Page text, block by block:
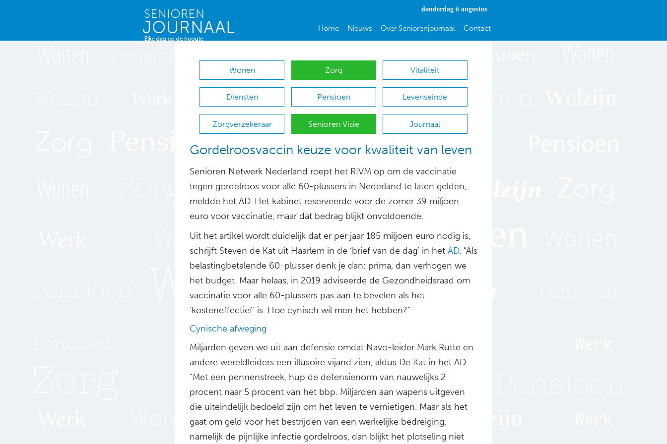
donderdag 6 augustus
Home Nieuws Over Seniorenjournaal Contact
Wonen Zorg Vitaliteit
Diensten Pensioen Levenseinde
Zorgverzekeraar Senioren Visie Journaal
Gordelroosvaccin keuze voor kwaliteit van leven
Senioren Netwerk Nederland roept het RIVM op om de vaccinatie
tegen gordelroos voor alle 60-plussers in Nederland te laten gelden,
meldde het AD. Het kabinet reserveerde voor de zomer 39 miljoen
euro voor vaccinatie, maar dat bedrag blijkt onvoldoende.
Uit het artikel wordt duidelijk dat er per jaar 185 miljoen euro nodig is,
schrijft Steven de Kat uit Haarlem in de ‘brief van de dag’ in het AD. “Als
belastingbetalende 60-plusser denk je dan: prima, dan verhogen we
het budget. Maar helaas, in 2019 adviseerde de Gezondheidsraad om
vaccinatie voor alle 60-plussers pas aan te bevelen als het
‘kosteneffectief’ is. Hoe cynisch wil men het hebben?”
Cynische afweging
Miljarden geven we uit aan defensie omdat Navo-leider Mark Rutte en
andere wereldleiders een illusoire vijand zien, aldus De Kat in het AD.
“Met een pennenstreek, hup de defensienorm van nauwelijks 2
procent naar 5 procent van het bbp. Miljarden aan wapens uitgeven
die uiteindelijk bedoeld zijn om het leven te vernietigen. Maar als het
gaat om geld voor het bestrijden van een werkelijke bedreiging,
namelijk de pijnlijke infectie gordelroos, dan blijkt het plotseling niet